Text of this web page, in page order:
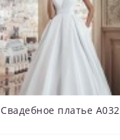
Свадебное платье А032